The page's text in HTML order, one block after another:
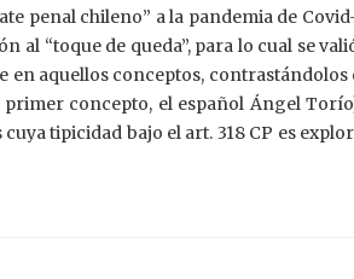
penal chileno” a la pandemia de
“toque de queda”, para lo cual se
aquellos conceptos, contrastándolos
concepto, el español Ángel
tipicidad bajo el art. 318 CP es